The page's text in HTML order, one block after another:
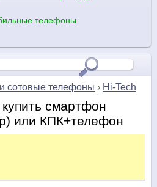
телефоны
сотовые телефоны › Hi-Tech
смартфон
или КПК+телефон